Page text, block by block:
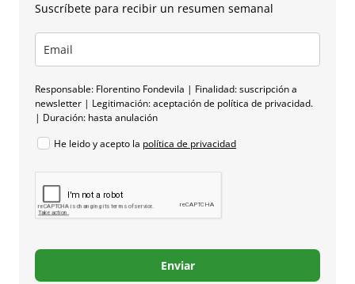
Suscríbete para recibir un resumen semanal
Responsable: Florentino Fondevila | Finalidad: suscripción a
newsletter | Legitimación: aceptación de política de privacidad.
| Duración: hasta anulación
He leido y acepto la política de privacidad
Enviar